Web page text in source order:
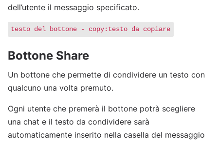
dell’utente il messaggio specificato.
testo del bottone - copy:testo da copiare
Bottone Share
Un bottone che permette di condividere un testo con
qualcuno una volta premuto.
Ogni utente che premerà il bottone potrà scegliere
una chat e il testo da condividere sarà
automaticamente inserito nella casella del messaggio